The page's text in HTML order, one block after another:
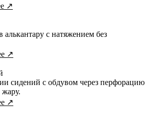
↗
алькантару с натяжением без
↗
сидений с обдувом через перфорацию
↗